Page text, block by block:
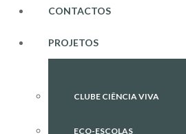
CONTACTOS
PROJETOS
CLUBE CIÊNCIA VIVA
ECO-ESCOLAS